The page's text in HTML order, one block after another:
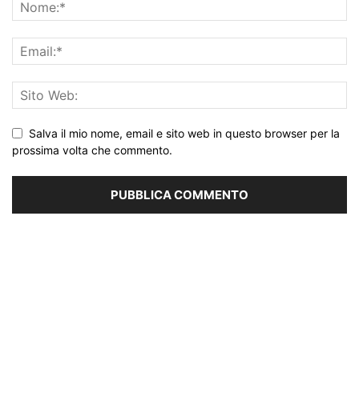
Salva il mio nome, email e sito web in questo browser per la
prossima volta che commento.